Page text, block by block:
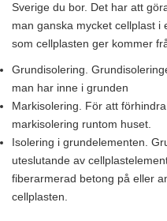
Sverige du bor. Det har att
man ganska mycket cellplast i
som cellplasten ger kommer
Grundisolering.
man har inne i grunden
Markisolering. För att
markisolering runtom huset.
Isolering i grundelementen.
uteslutande av
fiberarmerad betong på eller
cellplasten.